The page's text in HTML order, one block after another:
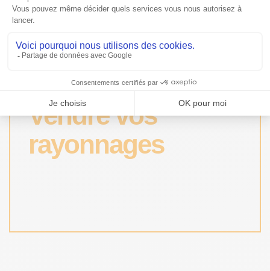
Vendre vos
rayonnages